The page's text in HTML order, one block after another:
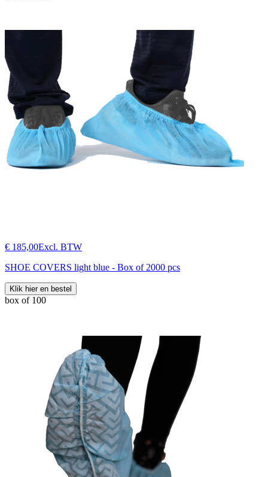
€ 185,00Excl. BTW
SHOE COVERS light blue - Box of 2000 pcs
Klik hier en bestel
box of 100